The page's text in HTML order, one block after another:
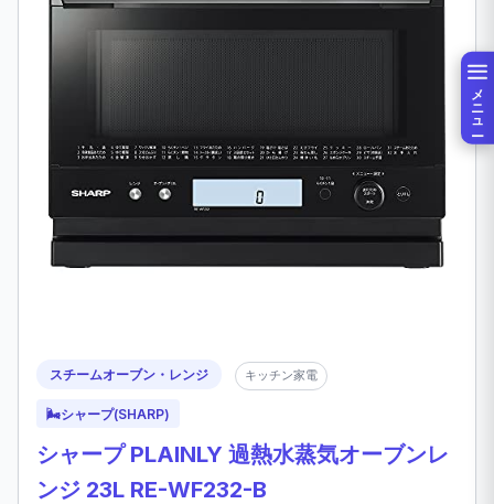
メニュー
スチームオーブン・レンジ キッチン家電
🌬️シャープ(SHARP)
シャープ PLAINLY 過熱水蒸気オーブンレ
ンジ 23L RE-WF232-B